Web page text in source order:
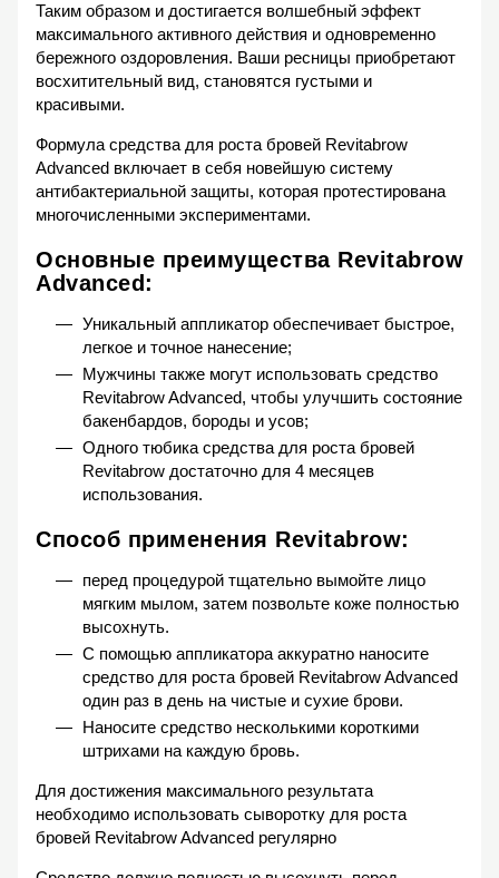
Таким образом и достигается волшебный эффект
максимального активного действия и одновременно
бережного оздоровления. Ваши ресницы приобретают
восхитительный вид, становятся густыми и
красивыми.
Формула средства для роста бровей Revitabrow
Advanced включает в себя новейшую систему
антибактериальной защиты, которая протестирована
многочисленными экспериментами.
Основные преимущества Revitabrow
Advanced:
Уникальный аппликатор обеспечивает быстрое,
легкое и точное нанесение;
Мужчины также могут использовать средство
Revitabrow Advanced, чтобы улучшить состояние
бакенбардов, бороды и усов;
Одного тюбика средства для роста бровей
Revitabrow достаточно для 4 месяцев
использования.
Способ применения Revitabrow:
перед процедурой тщательно вымойте лицо
мягким мылом, затем позвольте коже полностью
высохнуть.
С помощью аппликатора аккуратно наносите
средство для роста бровей Revitabrow Advanced
один раз в день на чистые и сухие брови.
Наносите средство несколькими короткими
штрихами на каждую бровь.
Для достижения максимального результата
необходимо использовать сыворотку для роста
бровей Revitabrow Advanced регулярно